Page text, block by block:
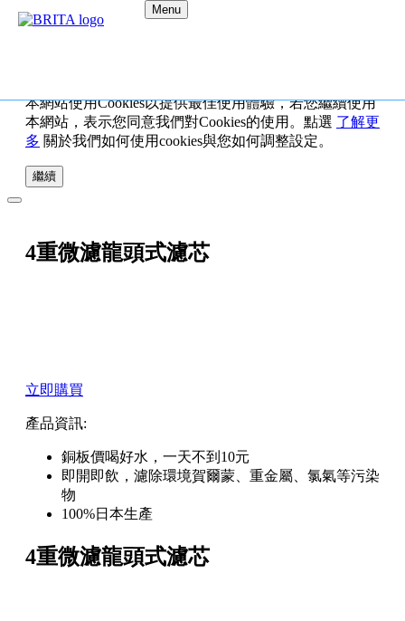
本網站使用Cookies以提供最佳使用體驗，若您繼續使用
本網站，表示您同意我們對Cookies的使用。點選 了解更
多 關於我們如何使用cookies與您如何調整設定。
繼續
Menu
4重微濾龍頭式濾芯
立即購買
產品資訊:
銅板價喝好水，一天不到10元
即開即飲，濾除環境賀爾蒙、重金屬、氯氣等污染
物
100%日本生產
4重微濾龍頭式濾芯